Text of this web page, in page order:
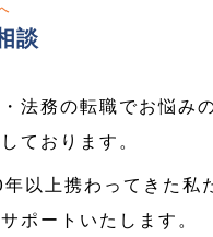
談
法務の転職でお悩み
ております。
以上携わってきた私
ポートいたします。